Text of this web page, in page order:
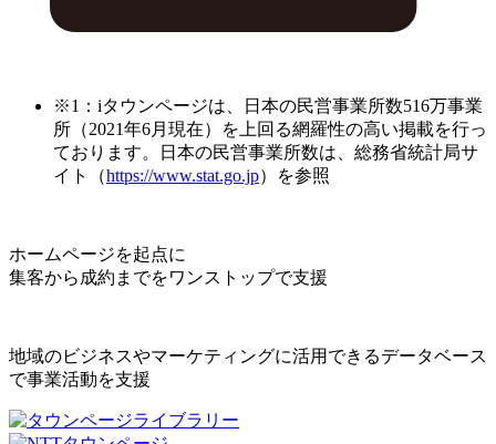
※1：iタウンページは、日本の民営事業所数516万事業
所（2021年6月現在）を上回る網羅性の高い掲載を行っ
ております。日本の民営事業所数は、総務省統計局サ
イト（https://www.stat.go.jp）を参照
ホームページを起点に
集客から成約までをワンストップで支援
地域のビジネスやマーケティングに活用できるデータベース
で事業活動を支援